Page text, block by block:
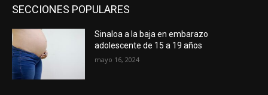
SECCIONES POPULARES
Sinaloa a la baja en embarazo
adolescente de 15 a 19 años
mayo 16, 2024